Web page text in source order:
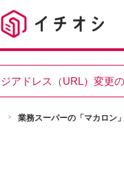
アドレス（URL）変更
業務スーパーの「マカロン